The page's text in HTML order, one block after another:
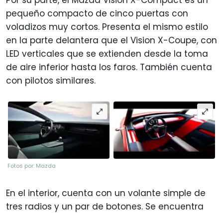
pequeño compacto de cinco puertas con
voladizos muy cortos. Presenta el mismo estilo
en la parte delantera que el Vision X-Coupe, con
LED verticales que se extienden desde la toma
de aire inferior hasta los faros. También cuenta
con pilotos similares.
Fotos por: Mazda
En el interior, cuenta con un volante simple de
tres radios y un par de botones. Se encuentra